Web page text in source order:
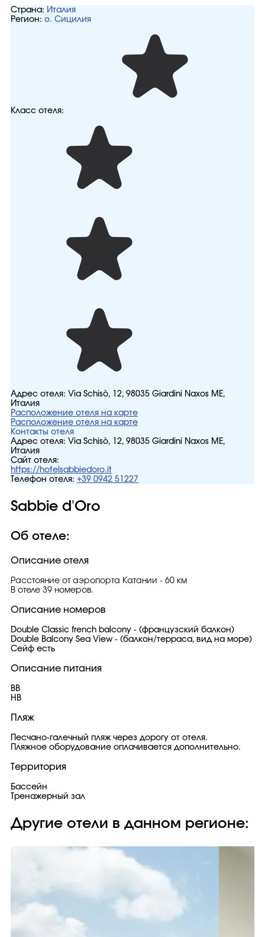
Страна: Италия
Регион: о. Сицилия
Класс отеля:
Адрес отеля: Via Schisò, 12, 98035 Giardini Naxos ME,
Италия
Расположение отеля на карте
Расположение отеля на карте
Контакты отеля
Адрес отеля: Via Schisò, 12, 98035 Giardini Naxos ME,
Италия
Сайт отеля:
https://hotelsabbiedoro.it
Телефон отеля: +39 0942 51227
Sabbie d'Oro
Об отеле:
Описание отеля
Расстояние от аэропорта Катании - 60 км
В отеле 39 номеров.
Описание номеров
Double Classic french balcony - (французский балкон)
Double Balcony Sea View - (балкон/терраса, вид на море)
Сейф есть
Описание питания
BB
HB
Пляж
Песчано-галечный пляж через дорогу от отеля.
Пляжное оборудование оплачивается дополнительно.
Территория
Бассейн
Тренажерный зал
Другие отели в данном регионе: